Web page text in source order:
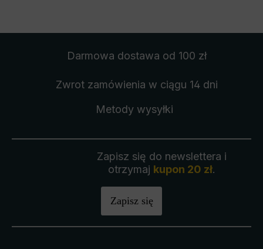
Darmowa dostawa od 100 zł
Zwrot zamówienia w ciągu 14 dni
Metody wysyłki
Zapisz się do newslettera i
otrzymaj kupon 20 zł.
Zapisz się